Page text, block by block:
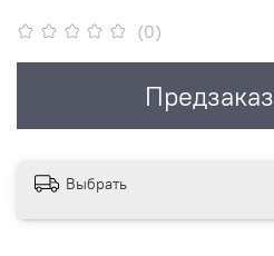
(0)
Предзаказ
Выбрать